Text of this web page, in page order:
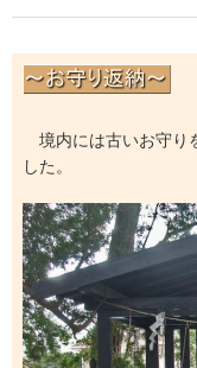
境内には古いお守り
した。